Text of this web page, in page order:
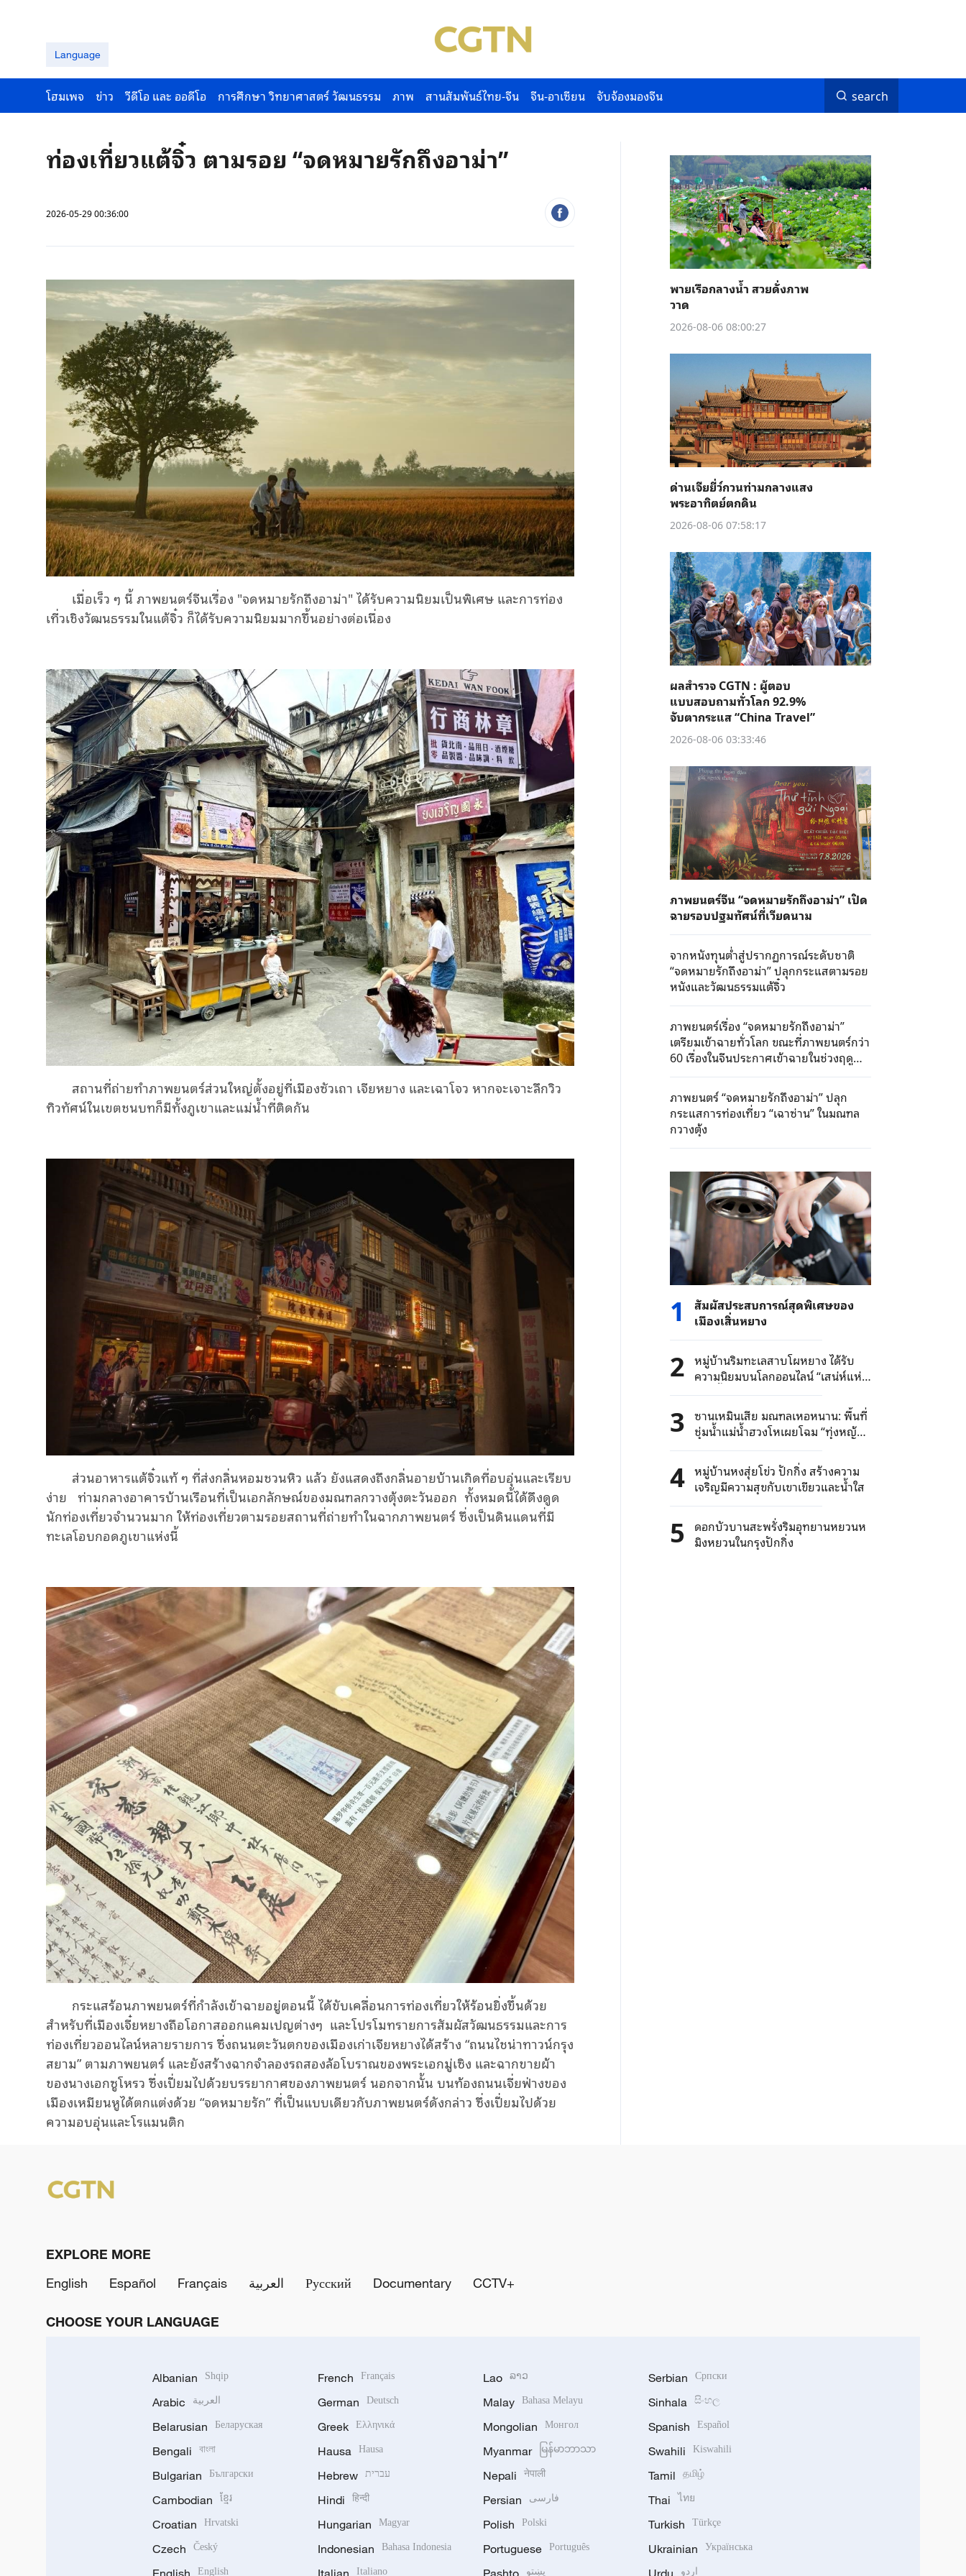
Language
โฮมเพจ ข่าว วีดีโอ และ ออดีโอ การศึกษา วิทยาศาสตร์ วัฒนธรรม ภาพ สานสัมพันธ์ไทย-จีน จีน-อาเซียน จับจ้องมองจีน search
ท่องเที่ยวแต้จิ๋ว ตามรอย “จดหมายรักถึงอาม่า”
2026-05-29 00:36:00
เมื่อเร็ว ๆ นี้ ภาพยนตร์จีนเรื่อง "จดหมายรักถึงอาม่า" ได้รับความนิยมเป็นพิเศษ และการท่อง
เที่วเชิงวัฒนธรรมในแต้จิ๋ว ก็ได้รับความนิยมมากขึ้นอย่างต่อเนื่อง
สถานที่ถ่ายทําภาพยนตร์ส่วนใหญ่ตั้งอยู่ที่เมืองซัวเถา เจียหยาง และเฉาโจว หากจะเจาะลึกวิว
ทิวทัศน์ในเขตชนบทก็มีทั้งภูเขาและแม่น้ำที่ติดกัน
ส่วนอาหารแต้จิ๋วแท้ ๆ ที่ส่งกลิ่นหอมชวนหิว แล้ว ยังแสดงถึงกลิ่นอายบ้านเกิดที่อบอุ่นและเรียบ
ง่าย ท่ามกลางอาคารบ้านเรือนที่เป็นเอกลักษณ์ของมณฑลกวางตุ้งตะวันออก ทั้งหมดนี้ได้ดึงดูด
นักท่องเที่ยวจำนวนมาก ให้ท่องเที่ยวตามรอยสถานที่ถ่ายทำในฉากภาพยนตร์ซึ่งเป็นดินแดนที่มี
ทะเลโอบกอดภูเขาแห่งนี้
กระแสร้อนภาพยนตร์ที่กำลังเข้าฉายอยู่ตอนนี้ได้ขับเคลื่อนการท่องเที่ยวให้ร้อนยิ่งขึ้นด้วย
สำหรับที่เมืองเจี๋ยหยางถือโอกาสออกแคมเปญต่างๆ และโปรโมทรายการสัมผัสวัฒนธรรมและการ
ท่องเที่ยวออนไลน์หลายรายการ ซึ่งถนนตะวันตกของเมืองเก่าเจียหยางได้สร้าง “ถนนไชน่าทาวน์กรุง
สยาม” ตามภาพยนตร์ และยังสร้างฉากจำลองรถสองล้อโบราณของพระเอกมู่เซิง และฉากขายผ้า
ของนางเอกซูโหรว ซึ่งเปี่ยมไปด้วยบรรยากาศของภาพยนตร์ นอกจากนั้น บนท้องถนนเจี่ยฟ่างของ
เมืองเหมียนหูได้ตกแต่งด้วย “จดหมายรัก” ที่เป็นแบบเดียวกับภาพยนตร์ดังกล่าว ซึ่งเปี่ยมไปด้วย
ความอบอุ่นและโรแมนติก
พายเรือกลางน้ำ สวยดั่งภาพ
วาด
2026-08-06 08:00:27
ด่านเจียยี่ว์กวนท่ามกลางแสง
พระอาทิตย์ตกดิน
2026-08-06 07:58:17
ผลสำรวจ CGTN : ผู้ตอบ
แบบสอบถามทั่วโลก 92.9%
จับตากระแส “China Travel”
2026-08-06 03:33:46
ภาพยนตร์จีน “จดหมายรักถึงอาม่า” เปิด
ฉายรอบปฐมทัศน์ที่เวียดนาม
จากหนังทุนต่ำสู่ปรากฏการณ์ระดับชาติ
“จดหมายรักถึงอาม่า” ปลุกกระแสตามรอย
หนังและวัฒนธรรมแต้จิ๋ว
ภาพยนตร์เรื่อง “จดหมายรักถึงอาม่า”
เตรียมเข้าฉายทั่วโลก ขณะที่ภาพยนตร์กว่า
60 เรื่องในจีนประกาศเข้าฉายในช่วงฤดู
ร้อน
ภาพยนตร์ “จดหมายรักถึงอาม่า” ปลุก
กระแสการท่องเที่ยว “เฉาซ่าน” ในมณฑล
กวางตุ้ง
1
สัมผัสประสบการณ์สุดพิเศษของ
เมืองเสิ่นหยาง
2 หมู่บ้านริมทะเลสาบโผหยาง ได้รับ
ความนิยมบนโลกออนไลน์ “เสน่ห์แห่ง
สายน้ำเวนิส”
3 ซานเหมินเสีย มณฑลเหอหนาน: พื้นที่
ชุ่มน้ำแม่น้ำฮวงโหเผยโฉม “ทุ่งหญ้า
กว้างใหญ่”
4 หมู่บ้านหงสุ่ยโข่ว ปักกิ่ง สร้างความ
เจริญมีความสุขกับเขาเขียวและน้ำใส
5
ดอกบัวบานสะพรั่งริมอุทยานหยวนห
มิงหยวนในกรุงปักกิ่ง
EXPLORE MORE
English
Español Français العربية Русский Documentary CCTV+
CHOOSE YOUR LANGUAGE
Albanian Shqip
Arabic العربية
Belarusian Беларуская
Bengali বাংলা
Bulgarian Български
Cambodian ខ្មែរ
Croatian Hrvatski
Czech Český
English
French Français
German Deutsch
Greek Ελληνικά
Hausa Hausa
Hebrew עברית
Hindi हिन्दी
Hungarian Magyar
Indonesian Bahasa Indonesia
Italiano
Lao ລາວ
Malay Bahasa Melayu
Mongolian Монгол
Myanmar မြန်မာဘာသာ
Nepali नेपाली
Persian فارسی
Polish Polski
Portuguese Português
پښتو
Serbian Српски
Sinhala සිංහල
Spanish Español
Swahili Kiswahili
Tamil தமிழ்
Thai ไทย
Turkish Türkçe
Ukrainian Українська
اردو